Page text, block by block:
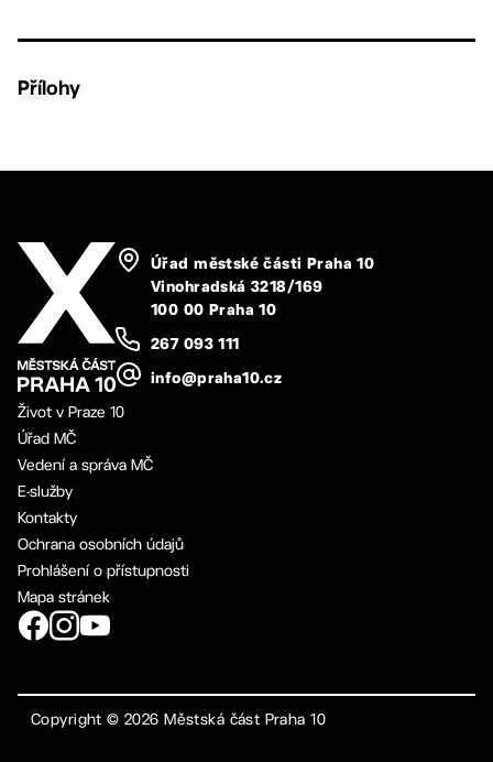
Přílohy
Úřad městské části Praha 10
Vinohradská 3218/169
100 00 Praha 10
267 093 111
info@praha10.cz
Život v Praze 10
Úřad MČ
Vedení a správa MČ
E-služby
Kontakty
Ochrana osobních údajů
Prohlášení o přístupnosti
Mapa stránek
Copyright ©2026 Městská část Praha 10